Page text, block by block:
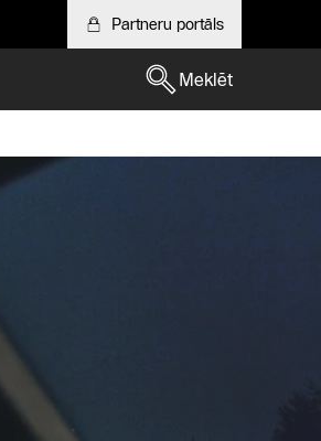
Partneru portāls
Meklēt